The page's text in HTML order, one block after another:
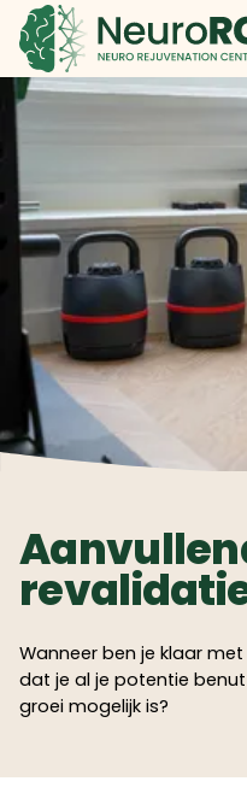
Wanneer ben je klaar
dat je al je potentie
groei mogelijk is?